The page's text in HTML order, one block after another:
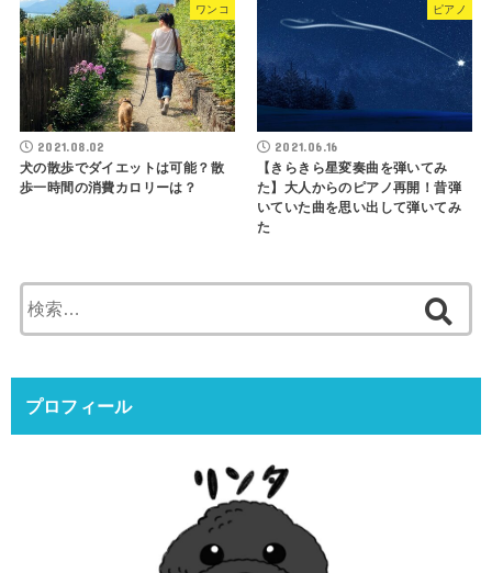
ワンコ
2021.08.02
犬の散歩でダイエットは可能？散
歩一時間の消費カロリーは？
ピアノ
2021.06.16
【きらきら星変奏曲を弾いてみ
た】大人からのピアノ再開！昔弾
いていた曲を思い出して弾いてみ
た
索:
プロフィール